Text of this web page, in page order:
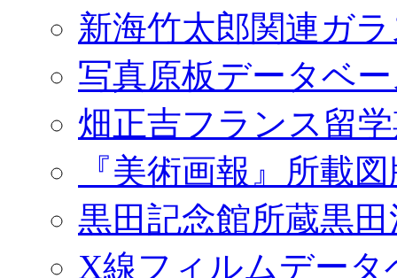
新海竹太郎関連ガ
写真原板データベ
畑正吉フランス留
『美術画報』所載
黒田記念館所蔵黒
X線フィルムデータ